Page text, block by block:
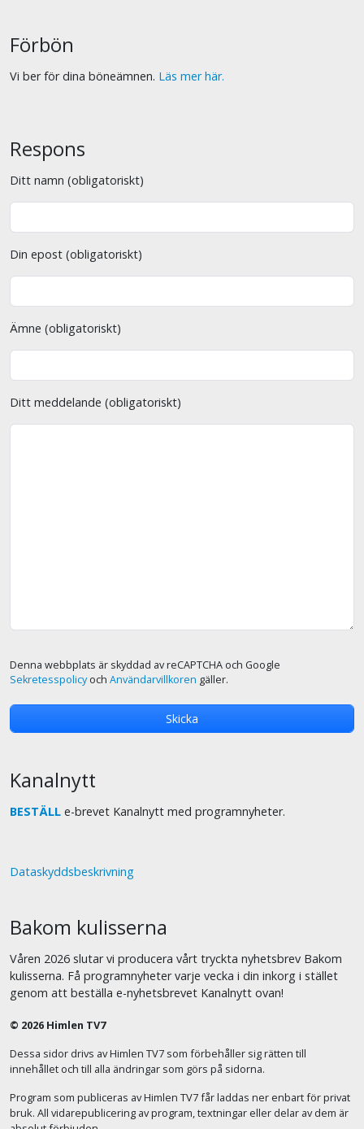
Förbön
Vi ber för dina böneämnen. Läs mer här.
Respons
Ditt namn (obligatoriskt)
Din epost (obligatoriskt)
Ämne (obligatoriskt)
Ditt meddelande (obligatoriskt)
Denna webbplats är skyddad av reCAPTCHA och Google
Sekretesspolicyoch Användarvillkoren gäller.
Kanalnytt
BESTÄLL e-brevet Kanalnytt med programnyheter.
Dataskyddsbeskrivning
Bakom kulisserna
Våren 2026 slutar vi producera vårt tryckta nyhetsbrev Bakom
kulisserna. Få programnyheter varje vecka i din inkorg i stället
genom att beställa e-nyhetsbrevet Kanalnytt ovan!
© 2026 Himlen TV7
Dessa sidor drivs av Himlen TV7 som förbehåller sig rätten till
innehållet och till alla ändringar som görs på sidorna.
Program som publiceras av Himlen TV7 får laddas ner enbart för privat
bruk. All vidarepublicering av program, textningar eller delar av dem är